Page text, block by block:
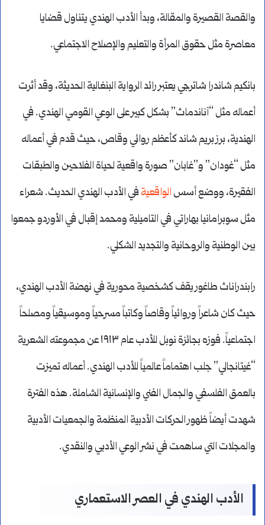
والقصة القصيرة والمقالة، وبدأ الأدب الهندي يتناول قضايا
معاصرة مثل حقوق المرأة والتعليم والإصلاح الاجتماعي.
بانكيم شاندرا شاترجي يعتبر رائد الرواية البنغالية الحديثة، وقد أثرت
أعماله مثل “آناندماث” بشكل كبير على الوعي القومي الهندي. في
الهندية، برز بريم شاند كأعظم روائي وقاص، حيث قدم في أعماله
مثل “غودان” و”غابان” صورة واقعية لحياة الفلاحين والطبقات
الفقيرة، ووضع أسس الواقعية في الأدب الهندي الحديث. شعراء
مثل سوبرامانيا بهاراتي في التاميلية ومحمد إقبال في الأوردو جمعوا
بين الوطنية والروحانية والتجديد الشكلي.
رابندراناث طاغور يقف كشخصية محورية في نهضة الأدب الهندي،
حيث كان شاعراً وروائياً وقاصاً وكاتباً مسرحياً وموسيقياً ومصلحاً
اجتماعياً. فوزه بجائزة نوبل للأدب عام ١٩١٣ عن مجموعته الشعرية
“غيتانجالي” جلب اهتماماً عالمياً للأدب الهندي. أعماله تميزت
بالعمق الفلسفي والجمال الفني والإنسانية الشاملة. هذه الفترة
شهدت أيضاً ظهور الحركات الأدبية المنظمة والجمعيات الأدبية
والمجلات التي ساهمت في نشر الوعي الأدبي والنقدي.
الأدب الهندي في العصر الاستعماري